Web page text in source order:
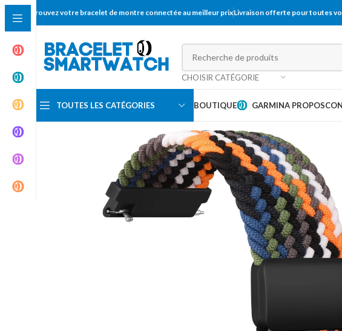
Trouvez votre bracelet de montre connectée au meilleur prixLivraison offerte pour toutes
CHOISIR CATÉGORIE
TOUTES LES CATÉGORIES BOUTIQUE GARMINA PROPOS